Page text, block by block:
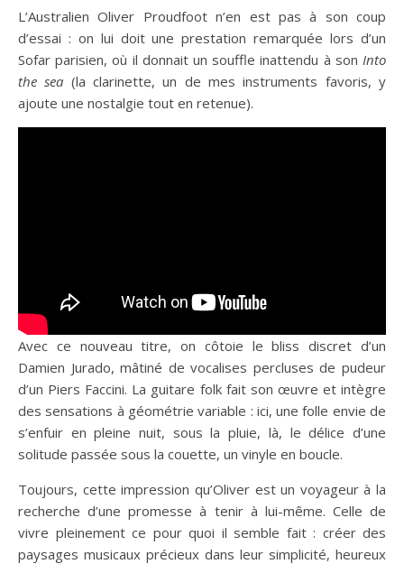
L’Australien Oliver Proudfoot n’en est pas à son coup
d’essai : on lui doit une prestation remarquée lors d’un
Sofar parisien, où il donnait un souffle inattendu à son Into
the sea (la clarinette, un de mes instruments favoris, y
ajoute une nostalgie tout en retenue).
Avec ce nouveau titre, on côtoie le bliss discret d’un
Damien Jurado, mâtiné de vocalises percluses de pudeur
d’un Piers Faccini. La guitare folk fait son œuvre et intègre
des sensations à géométrie variable : ici, une folle envie de
s’enfuir en pleine nuit, sous la pluie, là, le délice d’une
solitude passée sous la couette, un vinyle en boucle.
Toujours, cette impression qu’Oliver est un voyageur à la
recherche d’une promesse à tenir à lui-même. Celle de
vivre pleinement ce pour quoi il semble fait : créer des
paysages musicaux précieux dans leur simplicité, heureux